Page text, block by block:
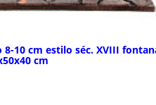
10 cm estilo séc. XVIII
cm